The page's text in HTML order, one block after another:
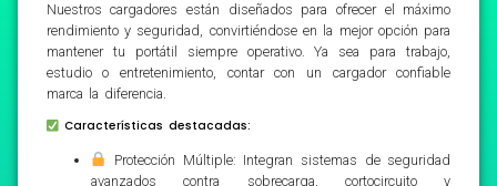
Nuestros cargadores están diseñados para ofrecer el máximo
rendimiento y seguridad, convirtiéndose en la mejor opción para
mantener tu portátil siempre operativo. Ya sea para trabajo,
estudio o entretenimiento, contar con un cargador confiable
marca la diferencia.
Características destacadas:
Protección Múltiple: Integran sistemas de seguridad
avanzados contra sobrecarga, cortocircuito y